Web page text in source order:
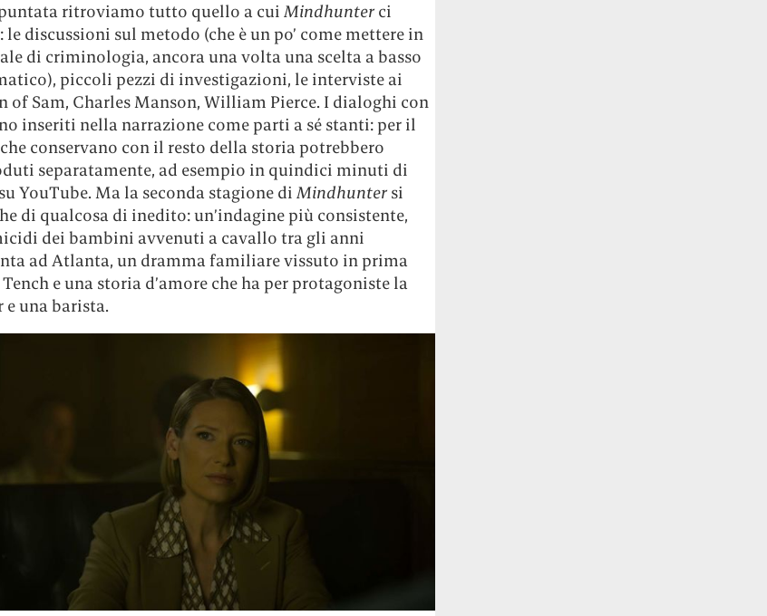
ritroviamo tutto quello a cui Mindhunter ci
discussioni sul metodo (che è un po’ come mettere in
di criminologia, ancora una volta una scelta a basso
piccoli pezzi di investigazioni, le interviste ai
of Sam, Charles Manson, William Pierce. I dialoghi con
inseriti nella narrazione come parti a sé stanti: per il
conservano con il resto della storia potrebbero
separatamente, ad esempio in quindici minuti di
YouTube. Ma la seconda stagione di Mindhunter si
di qualcosa di inedito: un’indagine più consistente,
dei bambini avvenuti a cavallo tra gli anni
ad Atlanta, un dramma familiare vissuto in prima
e una storia d’amore che ha per protagoniste la
e una barista.